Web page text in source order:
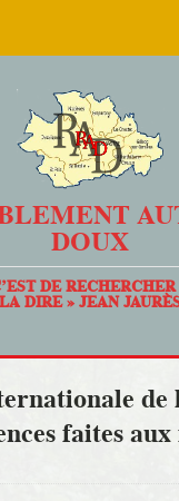
DOUX
DE
LA DIRE » JEAN
de
faites aux